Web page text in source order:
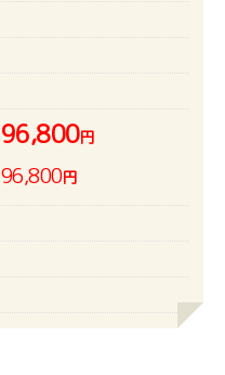
96,800円
96,800円